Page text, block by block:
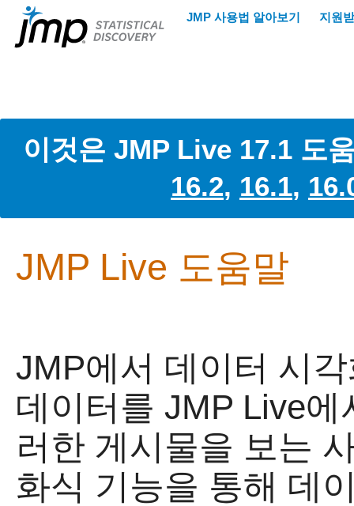
이것은 JMP Live 17.1 도
16.2, 16.1,
JMP Live 도움말
JMP에서 데이터 시
데이터를 JMP Live에
러한 게시물을 보는
화식 기능을 통해 데